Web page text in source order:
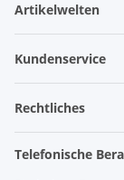
Artikelwelten
Kundenservice
Rechtliches
Telefonische